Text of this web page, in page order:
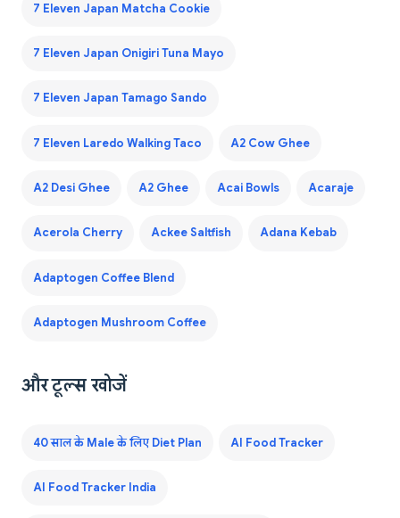
7 Eleven Japan Matcha Cookie
7 Eleven Japan Onigiri Tuna Mayo
7 Eleven Japan Tamago Sando
7 Eleven Laredo Walking Taco A2 Cow Ghee
A2 Desi Ghee A2 Ghee Acai Bowls Acaraje
Acerola Cherry Ackee Saltfish Adana Kebab
Adaptogen Coffee Blend
Adaptogen Mushroom Coffee
और टूल्स खोजें
40 साल के Male के लिए Diet Plan AI Food Tracker
AI Food Tracker India